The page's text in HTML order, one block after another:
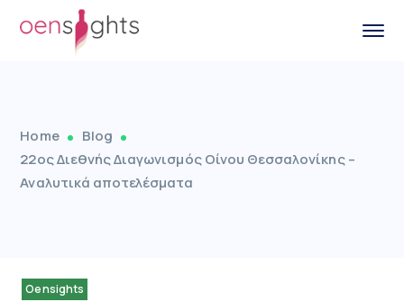
Home
Blog
22ος Διεθνής Διαγωνισμός Οίνου Θεσσαλονίκης –
Αναλυτικά αποτελέσματα
Oensights